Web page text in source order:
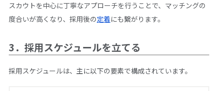
スカウトを中心に丁寧なアプローチを行うことで、マッチングの
度合いが高くなり、採用後の定着にも繋がります。
3．採用スケジュールを立てる
採用スケジュールは、主に以下の要素で構成されています。